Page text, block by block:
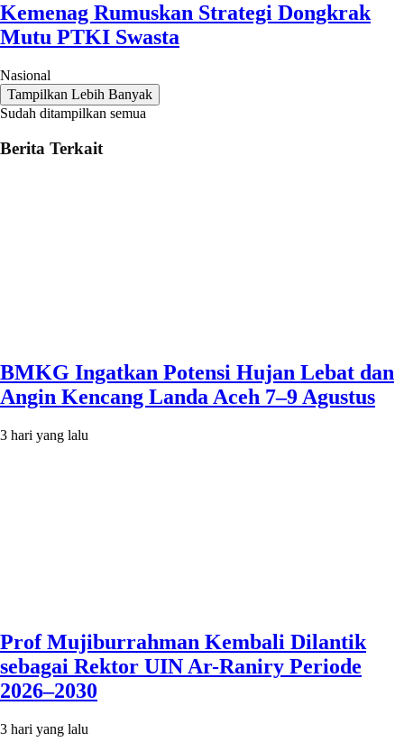
Kemenag Rumuskan Strategi Dongkrak
Mutu PTKI Swasta
Nasional
Tampilkan Lebih Banyak
Sudah ditampilkan semua
Berita Terkait
BMKG Ingatkan Potensi Hujan Lebat dan
Angin Kencang Landa Aceh 7–9 Agustus
3 hari yang lalu
Prof Mujiburrahman Kembali Dilantik
sebagai Rektor UIN Ar-Raniry Periode
2026–2030
3 hari yang lalu